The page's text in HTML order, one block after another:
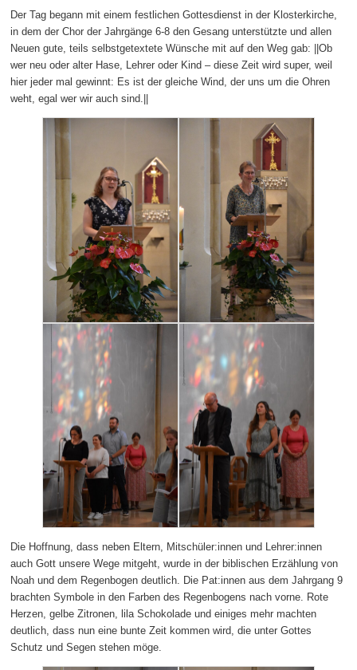
Der Tag begann mit einem festlichen Gottesdienst in der Klosterkirche,
in dem der Chor der Jahrgänge 6-8 den Gesang unterstützte und allen
Neuen gute, teils selbstgetextete Wünsche mit auf den Weg gab: ||Ob
wer neu oder alter Hase, Lehrer oder Kind – diese Zeit wird super, weil
hier jeder mal gewinnt: Es ist der gleiche Wind, der uns um die Ohren
weht, egal wer wir auch sind.||
Die Hoffnung, dass neben Eltern, Mitschüler:innen und Lehrer:innen
auch Gott unsere Wege mitgeht, wurde in der biblischen Erzählung von
Noah und dem Regenbogen deutlich. Die Pat:innen aus dem Jahrgang 9
brachten Symbole in den Farben des Regenbogens nach vorne. Rote
Herzen, gelbe Zitronen, lila Schokolade und einiges mehr machten
deutlich, dass nun eine bunte Zeit kommen wird, die unter Gottes
Schutz und Segen stehen möge.